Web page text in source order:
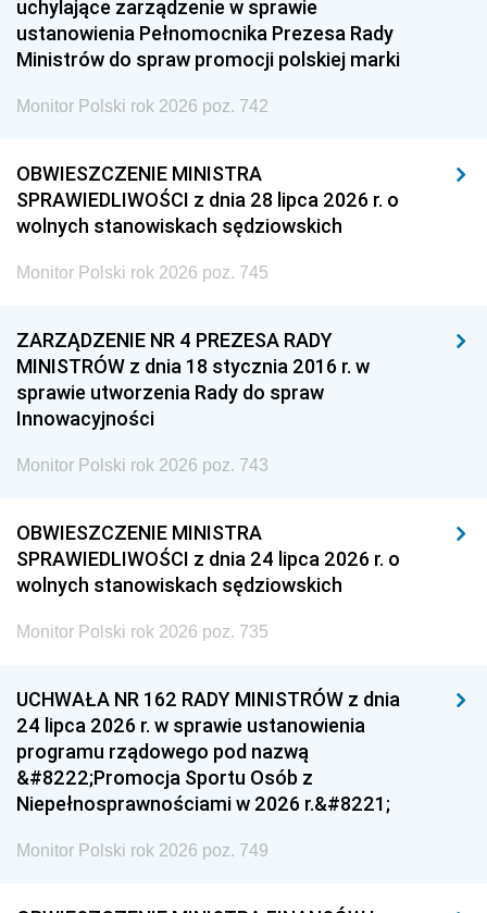
uchylające zarządzenie w sprawie
ustanowienia Pełnomocnika Prezesa Rady
Ministrów do spraw promocji polskiej marki
Monitor Polski rok 2026 poz. 742
OBWIESZCZENIE MINISTRA
SPRAWIEDLIWOŚCI z dnia 28 lipca 2026 r. o
wolnych stanowiskach sędziowskich
Monitor Polski rok 2026 poz. 745
ZARZĄDZENIE NR 4 PREZESA RADY
MINISTRÓW z dnia 18 stycznia 2016 r. w
sprawie utworzenia Rady do spraw
Innowacyjności
Monitor Polski rok 2026 poz. 743
OBWIESZCZENIE MINISTRA
SPRAWIEDLIWOŚCI z dnia 24 lipca 2026 r. o
wolnych stanowiskach sędziowskich
Monitor Polski rok 2026 poz. 735
UCHWAŁA NR 162 RADY MINISTRÓW z dnia
24 lipca 2026 r. w sprawie ustanowienia
programu rządowego pod nazwą
&#8222;Promocja Sportu Osób z
Niepełnosprawnościami w 2026 r.&#8221;
Monitor Polski rok 2026 poz. 749